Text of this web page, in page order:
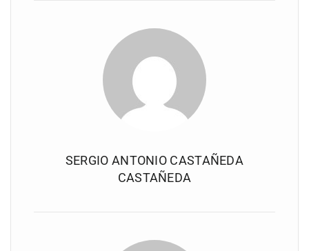
SERGIO ANTONIO CASTAÑEDA
CASTAÑEDA